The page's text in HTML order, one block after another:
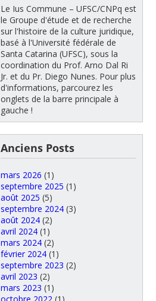
Le Ius Commune – UFSC/CNPq est
le Groupe d'étude et de recherche
sur l'histoire de la culture juridique,
basé à l'Université fédérale de
Santa Catarina (UFSC), sous la
coordination du Prof. Arno Dal Ri
Jr. et du Pr. Diego Nunes. Pour plus
d'informations, parcourez les
onglets de la barre principale à
gauche !
Anciens Posts
mars 2026 (1)
septembre 2025 (1)
août 2025 (5)
septembre 2024(3)
août 2024(2)
avril 2024(1)
mars 2024(2)
février 2024(1)
septembre 2023 (2)
avril 2023 (2)
mars 2023 (1)